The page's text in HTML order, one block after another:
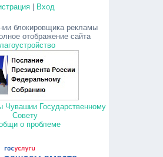
| Вход
блокировщика рекламы
отображение сайта